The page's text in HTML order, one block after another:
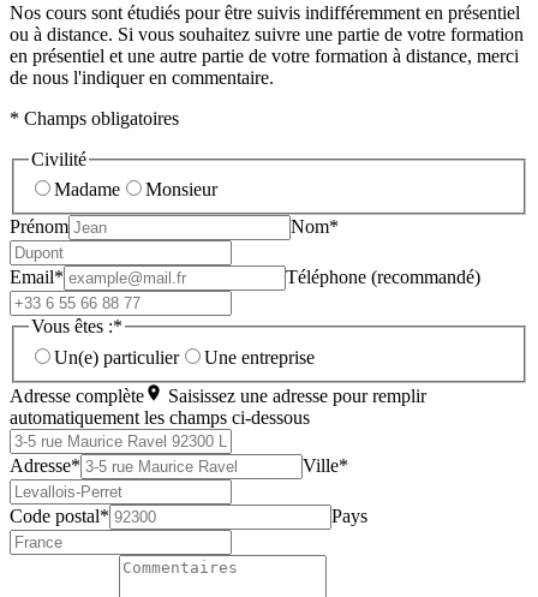
Nos cours sont étudiés pour être suivis indifféremment en présentiel
ou à distance. Si vous souhaitez suivre une partie de votre formation
en présentiel et une autre partie de votre formation à distance, merci
de nous l'indiquer en commentaire.
* Champs obligatoires
Civilité
Madame
Monsieur
Prénom
Nom*
Email* Téléphone (recommandé)
Vous êtes :*
Un(e) particulier
Une entreprise
Adresse complète
Saisissez une adresse pour remplir
automatiquement les champs ci-dessous
Adresse* Ville*
Code postal* Pays